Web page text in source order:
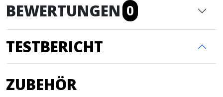
BEWERTUNGEN 0
TESTBERICHT
ZUBEHÖR